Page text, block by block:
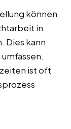
können
in
Dies kann
ist oft